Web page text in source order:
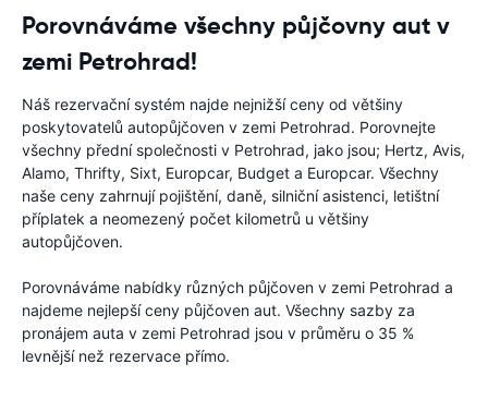
Porovnáváme všechny půjčovny aut v
zemi Petrohrad!
Náš rezervační systém najde nejnižší ceny od většiny
poskytovatelů autopůjčoven v zemi Petrohrad. Porovnejte
všechny přední společnosti v Petrohrad, jako jsou; Hertz, Avis,
Alamo, Thrifty, Sixt, Europcar, Budget a Europcar. Všechny
naše ceny zahrnují pojištění, daně, silniční asistenci, letištní
příplatek a neomezený počet kilometrů u většiny
autopůjčoven.
Porovnáváme nabídky různých půjčoven v zemi Petrohrad a
najdeme nejlepší ceny půjčoven aut. Všechny sazby za
pronájem auta v zemi Petrohrad jsou v průměru o 35 %
levnější než rezervace přímo.